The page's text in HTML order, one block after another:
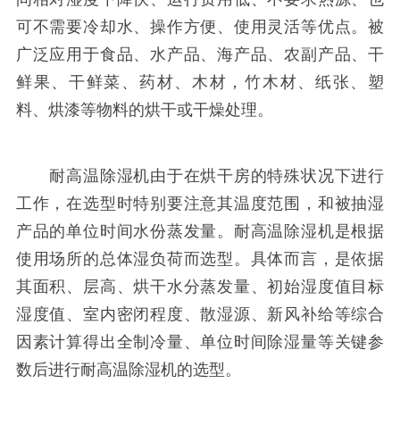
可不需要冷却水、操作方便、使用灵活等优点。被
广泛应用于食品、水产品、海产品、农副产品、干
鲜果、干鲜菜、药材、木材，竹木材、纸张、塑
料、烘漆等物料的烘干或干燥处理。
耐高温除湿机由于在烘干房的特殊状况下进行
工作，在选型时特别要注意其温度范围，和被抽湿
产品的单位时间水份蒸发量。耐高温除湿机是根据
使用场所的总体湿负荷而选型。具体而言，是依据
其面积、层高、烘干水分蒸发量、初始湿度值目标
湿度值、室内密闭程度、散湿源、新风补给等综合
因素计算得出全制冷量、单位时间除湿量等关键参
数后进行耐高温除湿机的选型。